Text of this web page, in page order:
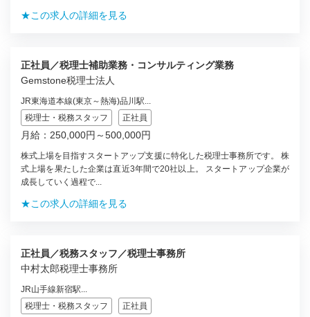
★この求人の詳細を見る
正社員／税理士補助業務・コンサルティング業務
Gemstone税理士法人
JR東海道本線(東京～熱海)品川駅...
税理士・税務スタッフ
正社員
月給：250,000円～500,000円
株式上場を目指すスタートアップ支援に特化した税理士事務所です。 株
式上場を果たした企業は直近3年間で20社以上。 スタートアップ企業が
成長していく過程で...
★この求人の詳細を見る
正社員／税務スタッフ／税理士事務所
中村太郎税理士事務所
JR山手線新宿駅...
税理士・税務スタッフ
正社員